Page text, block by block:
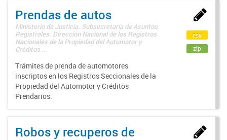
Prendas de autos
Ministerio de Justicia. Subsecretaría de Asuntos
Registrales. Dirección Nacional de los Registros
Nacionales de la Propiedad del Automotor y
Créditos ...
Trámites de prenda de automotores
inscriptos en los Registros Seccionales de la
Propiedad del Automotor y Créditos
Prendarios.
csv
zip
Robos y recuperos de